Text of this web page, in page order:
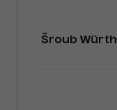
Šroub Würth